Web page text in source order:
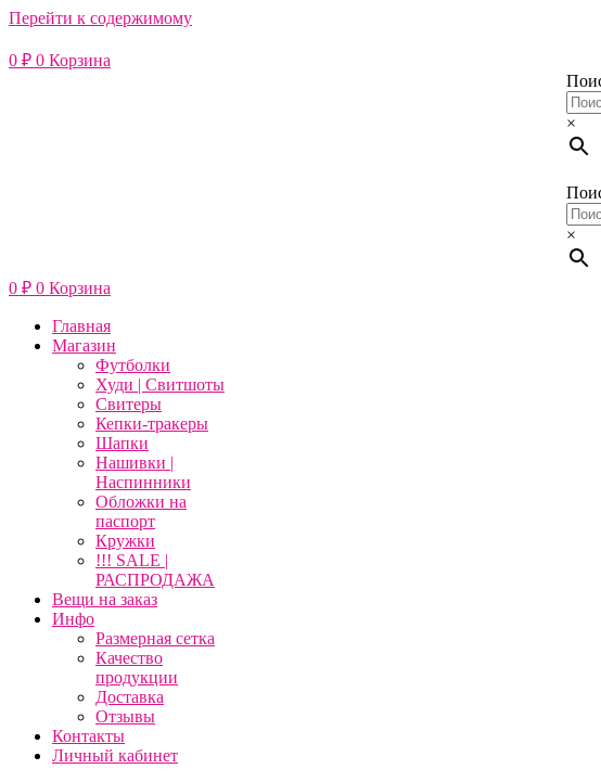
Перейти к содержимому
0 ₽ 0 Корзина
×
×
0 ₽ 0 Корзина
Главная
Магазин
Футболки
Худи | Свитшоты
Свитеры
Кепки-тракеры
Шапки
Нашивки |
Наспинники
Обложки на
паспорт
Кружки
!!! SALE |
РАСПРОДАЖА
Вещи на заказ
Инфо
Размерная сетка
Качество
продукции
Доставка
Отзывы
Контакты
Личный кабинет